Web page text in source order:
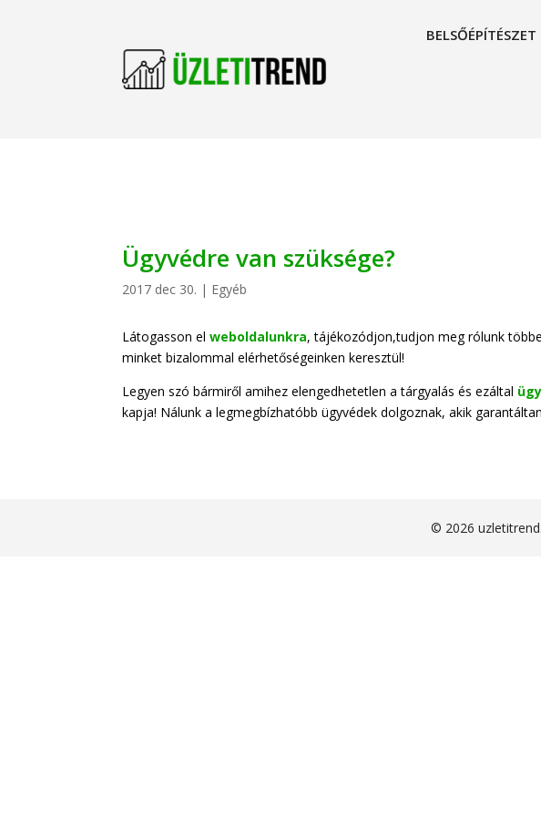
BELSŐÉPÍTÉSZET
Ügyvédre van szüksége?
2017 dec 30. | Egyéb
Látogasson el weboldalunkra, tájékozódjon,tudjon meg rólunk
minket bizalommal elérhetőségeinken keresztül!
Legyen szó bármiről amihez elengedhetetlen a tárgyalás és ezáltal
kapja! Nálunk a legmegbízhatóbb ügyvédek dolgoznak, akik
© 2026